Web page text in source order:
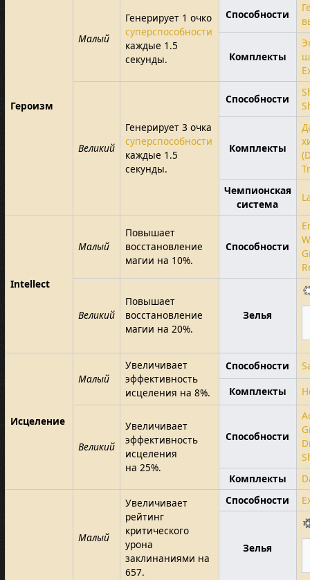
Героизм
Малый
Генерирует 1 очко
суперспособности
каждые 1.5
секунды.
Способности
Комплекты
Великий
Генерирует 3 очка
суперспособности
каждые 1.5
секунды.
Способности
Комплекты
Чемпионская
система
Intellect
Малый
Повышает
восстановление
магии на 10%.
Способности
Великий
Повышает
восстановление
магии на 20%.
Зелья
Исцеление
Малый
Увеличивает
эффективность
исцеления на 8%.
Способности
Комплекты
Великий
Увеличивает
эффективность
исцеления
на 25%.
Способности
Комплекты
Малый
Увеличивает
рейтинг
критического
урона
заклинаниями на
657.
Способности
Зелья